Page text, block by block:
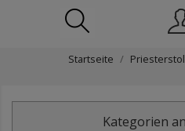
Startseite
Kategorien